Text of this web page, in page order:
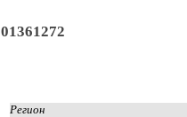
01361272
Регион